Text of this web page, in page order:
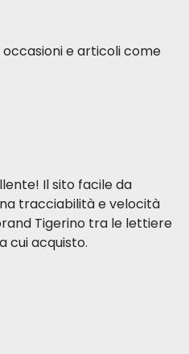
e articoli come
Il sito facile da
tracciabilità e velocità
Tigerino tra le lettiere
cui acquisto.